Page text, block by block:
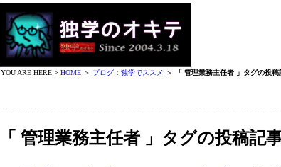
YOU ARE HERE > HOME ＞ ブログ：独学でススメ ＞ 「 管理業務主任者 」タグの投稿
「 管理業務主任者 」タグの投稿記